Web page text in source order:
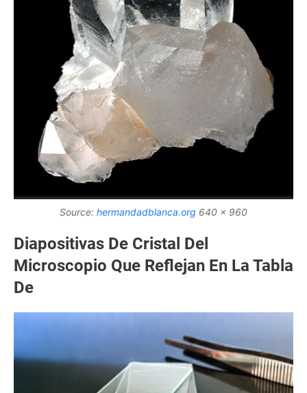
Source: hermandadblanca.org 640 x 960
Diapositivas De Cristal Del
Microscopio Que Reflejan En La Tabla
De